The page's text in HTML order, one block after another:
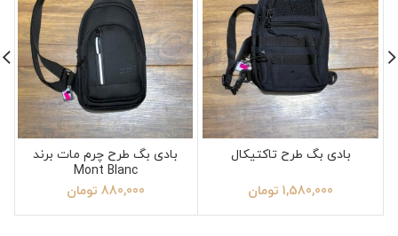
بادی بگ طرح تاکتیکال
1,580,000 تومان
بادی بگ طرح چرم مات برند
Mont Blanc
880,000 تومان